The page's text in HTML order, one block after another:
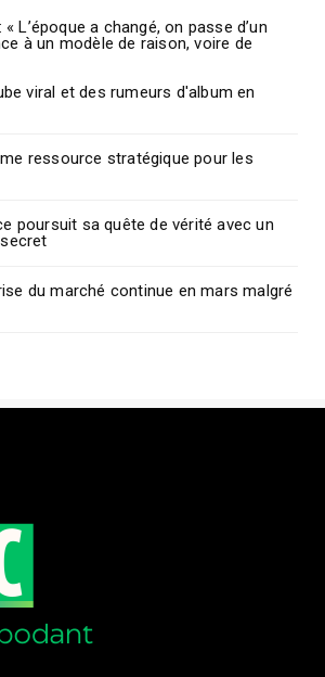
L’époque a changé, on passe d’un
à un modèle de raison, voire de
viral et des rumeurs d'album en
ressource stratégique pour les
poursuit sa quête de vérité avec un
du marché continue en mars malgré